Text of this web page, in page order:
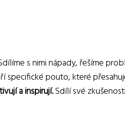
s nimi nápady, řešíme
specifické pouto, které
a inspirují.Sdílí své